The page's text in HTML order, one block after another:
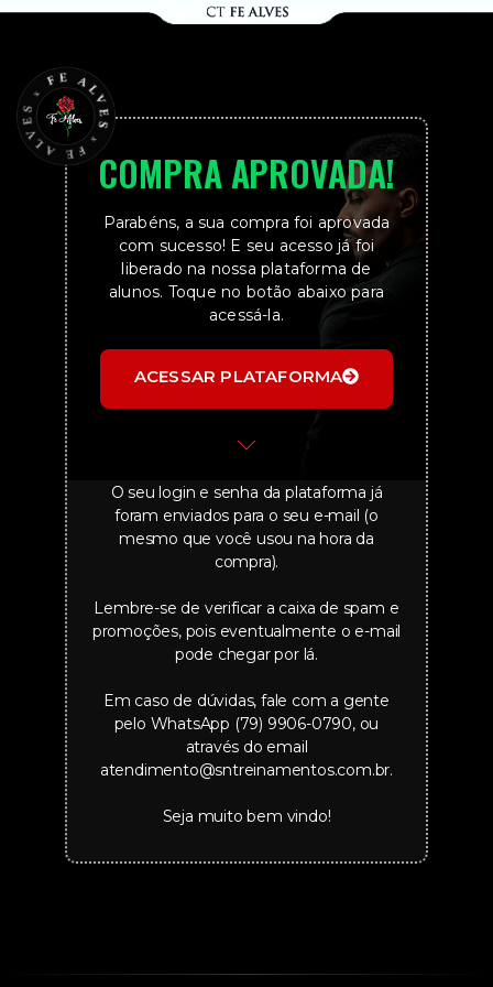
COMPRA APROVADA!
Parabéns, a sua compra foi aprovada
com sucesso! E seu acesso já foi
liberado na nossa plataforma de
alunos. Toque no botão abaixo para
acessá-la.
ACESSAR PLATAFORMA
O seu login e senha da plataforma já
foram enviados para o seu e-mail (o
mesmo que você usou na hora da
compra).
Lembre-se de verificar a caixa de spam e
promoções, pois eventualmente o e-mail
pode chegar por lá.
Em caso de dúvidas, fale com a gente
pelo WhatsApp (79) 9906-0790, ou
através do email
atendimento@sntreinamentos.com.br.
Seja muito bem vindo!